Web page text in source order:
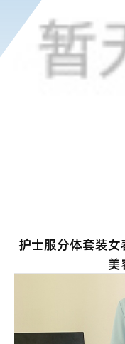
护士服分体套装
美